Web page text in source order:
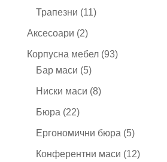
продукта
Трапезни 1111
Аксесоари 22
продукта
Корпусна мебел 9393
Бар маси 55
продукта
Ниски маси 88
Бюра 2222
продукта
Ергономични бюра 55
продукта
Конферентни маси 1212